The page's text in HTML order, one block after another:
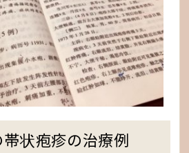
状疱疹の治療例